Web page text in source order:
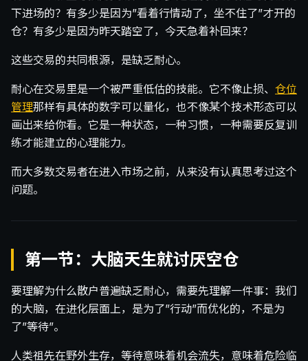
下进场的？有多少是因为”看着行情动了，坐不住了”才开的
仓？有多少是因为昨天踏空了，今天急着补回来？
这些交易的共同根源，是缺乏耐心。
耐心在交易里是一个被严重低估的技能。它不像止损、 仓位
管理那样有具体的数字可以量化，也不像某个技术形态可以
画出来给你看。它是一种状态，一种习惯，一种需要反复训
练才能建立的心理能力。
而大多数交易者在进入市场之前，从来没有认真思考过这个
问题。
第一节：大脑天生就讨厌空仓
要理解为什么散户普遍缺乏耐心，需要先理解一件事：我们
的大脑，在进化层面上，是为了”行动”而优化的，不是为
了”等待”。
人类祖先在野外生存，等待意味着机会流失，意味着危险临